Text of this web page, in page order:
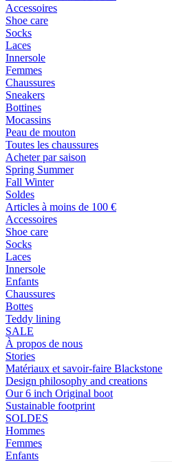
Accessoires
Shoe care
Socks
Laces
Innersole
Femmes
Chaussures
Sneakers
Bottines
Mocassins
Peau de mouton
Toutes les chaussures
Acheter par saison
Spring Summer
Fall Winter
Soldes
Articles à moins de 100 €
Accessoires
Shoe care
Socks
Laces
Innersole
Enfants
Chaussures
Bottes
Teddy lining
SALE
À propos de nous
Stories
Matériaux et savoir-faire Blackstone
Design philosophy and creations
Our 6 inch Original boot
Sustainable footprint
SOLDES
Hommes
Femmes
Enfants